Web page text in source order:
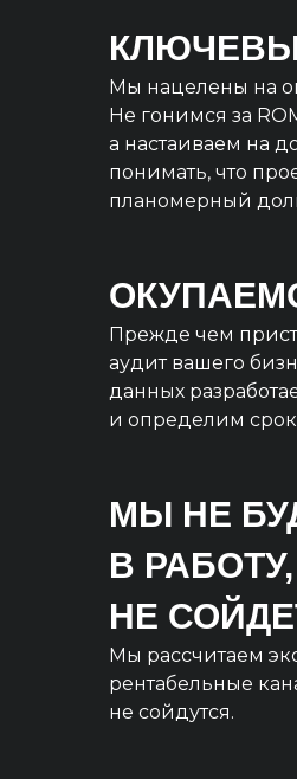
Прежде чем
аудит вашего
данных
и определим
Мы нацелены на
Не гонимся за
а настаиваем на
понимать, что
планомерный
МЫ НЕ
В
НЕ
Мы рассчитаем
рентабельные
не сойдутся.